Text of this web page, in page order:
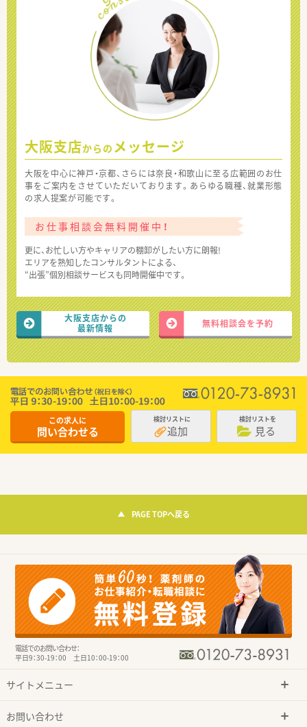
大阪支店からの メッセージ
大阪を中心に神戸・京都、さらには奈良・和歌山に至る広範囲のお仕
事をご案内をさせていただいております。あらゆる職種、就業形態
の求人提案が可能です。
お仕事相談会無料開催中！
更に、お忙しい方やキャリアの棚卸がしたい方に朗報!
エリアを熟知したコンサルタントによる、
“出張”個別相談サービスも同時開催中です。
大阪支店からの
最新情報
無料相談会を予約
この求人に
問い合わせる
検討リストに
追加
検討リストを
見る
PAGE TOPへ戻る
電話でのお問い合わせ：
平日9：30-19：00 土日10：00-19：00
サイトメニュー
お問い合わせ